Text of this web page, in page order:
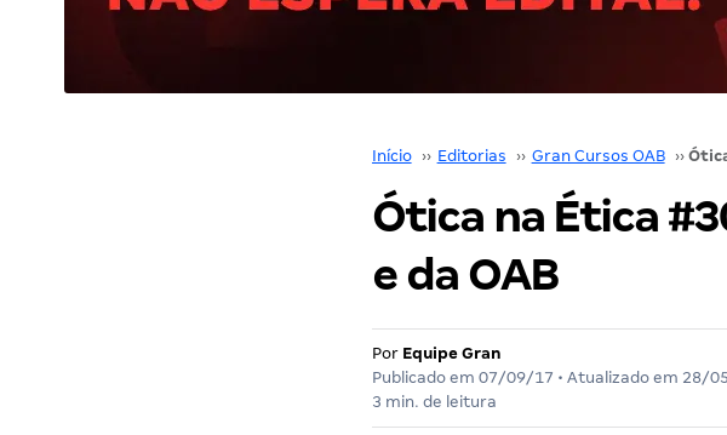
Início ›› Editorias ›› Gran Cursos OAB ››
Ótica na Ética
e da OAB
Por Equipe Gran
Publicado em 07/09/17 • Atualizado em 28/
3 min. de leitura